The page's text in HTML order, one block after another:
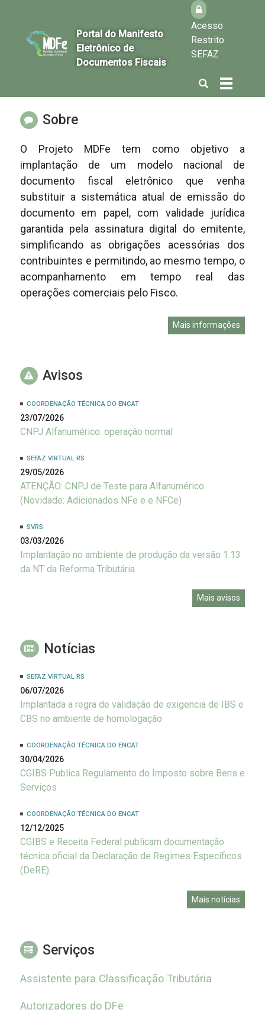
Portal do Manifesto
Eletrônico de
Documentos Fiscais
Acesso
Restrito
SEFAZ
Alterna
a
Abrir
a
Sobre
O Projeto MDFe tem como objetivo a
implantação de um modelo nacional de
documento fiscal eletrônico que venha
substituir a sistemática atual de emissão do
documento em papel, com validade jurídica
garantida pela assinatura digital do emitente,
simplificando as obrigações acessórias dos
contribuintes e permitindo, ao mesmo tempo, o
acompanhamento em tempo real das
operações comerciais pelo Fisco.
Mais informações
Avisos
COORDENAÇÃO TÉCNICA DO ENCAT
23/07/2026
CNPJ Alfanumérico: operação normal
SEFAZ VIRTUAL RS
29/05/2026
ATENÇÃO: CNPJ de Teste para Alfanumérico
(Novidade: Adicionados NFe e e NFCe)
SVRS
03/03/2026
Implantação no ambiente de produção da versão 1.13
da NT da Reforma Tributária
Mais avisos
Notícias
SEFAZ VIRTUAL RS
06/07/2026
Implantada a regra de validação de exigencia de IBS e
CBS no ambiente de homologação
COORDENAÇÃO TÉCNICA DO ENCAT
30/04/2026
CGIBS Publica Regulamento do Imposto sobre Bens e
Serviços
COORDENAÇÃO TÉCNICA DO ENCAT
12/12/2025
CGIBS e Receita Federal publicam documentação
técnica oficial da Declaração de Regimes Específicos
(DeRE)
Mais notícias
Serviços
Assistente para Classificação Tributária
Autorizadores do DFe